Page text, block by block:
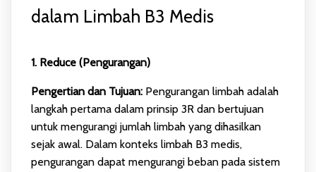
dalam Limbah B3 Medis
1. Reduce (Pengurangan)
Pengertian dan Tujuan:Pengurangan limbah adalah
langkah pertama dalam prinsip 3R dan bertujuan
untuk mengurangi jumlah limbah yang dihasilkan
sejak awal. Dalam konteks limbah B3 medis,
pengurangan dapat mengurangi beban pada sistem